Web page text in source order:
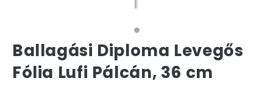
Ballagási Diploma Levegős
Fólia Lufi Pálcán, 36 cm